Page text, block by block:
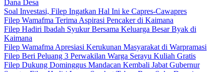
Dana Desa
Soal Investasi, Filep Ingatkan Hal Ini ke Capres-Cawapres
Filep Wamafma Terima Aspirasi Pencaker di Kaimana
Filep Hadiri Ibadah Syukur Bersama Keluarga Besar Byak di
Kaimana
Filep Wamafma Apresiasi Kerukunan Masyarakat di Warpramasi
Filep Beri Peluang 3 Perwakilan Warga Serayu Kuliah Gratis
Filep Dukung Dominggus Mandacan Kembali Jabat Gubernur